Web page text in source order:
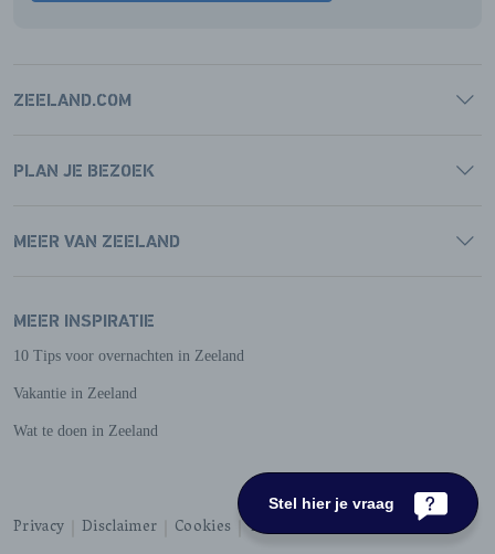
ZEELAND.COM
PLAN JE BEZOEK
MEER VAN ZEELAND
MEER INSPIRATIE
10 Tips voor overnachten in Zeeland
Vakantie in Zeeland
Wat te doen in Zeeland
Privacy Disclaimer Cookies Toegankelijkheid
Stel hier je vraag